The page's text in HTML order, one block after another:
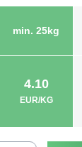
min. 25kg
4.10
EUR/KG